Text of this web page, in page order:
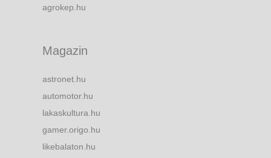
agrokep.hu
Magazin
astronet.hu
automotor.hu
lakaskultura.hu
gamer.origo.hu
likebalaton.hu